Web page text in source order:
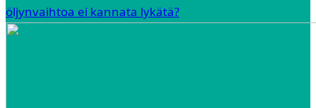
öljynvaihtoa ei kannata lykätä?